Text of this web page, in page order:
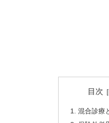
目次
混合診療